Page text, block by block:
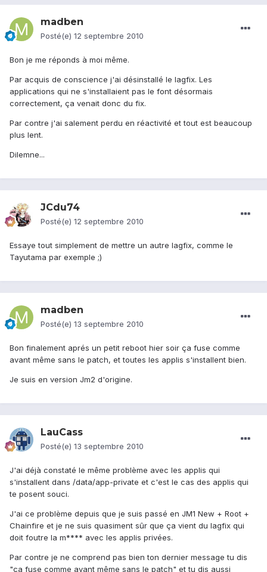
madben
Posté(e) 12 septembre 2010
Bon je me réponds à moi même.
Par acquis de conscience j'ai désinstallé le lagfix. Les
applications qui ne s'installaient pas le font désormais
correctement, ça venait donc du fix.
Par contre j'ai salement perdu en réactivité et tout est beaucoup
plus lent.
Dilemne...
JCdu74
Posté(e) 12 septembre 2010
Essaye tout simplement de mettre un autre lagfix, comme le
Tayutama par exemple ;)
madben
Posté(e) 13 septembre 2010
Bon finalement aprés un petit reboot hier soir ça fuse comme
avant même sans le patch, et toutes les applis s'installent bien.
Je suis en version Jm2 d'origine.
LauCass
Posté(e) 13 septembre 2010
J'ai déjà constaté le même problème avec les applis qui
s'installent dans /data/app-private et c'est le cas des applis qui
te posent souci.
J'ai ce problème depuis que je suis passé en JM1 New + Root +
Chainfire et je ne suis quasiment sûr que ça vient du lagfix qui
doit foutre la m**** avec les applis privées.
Par contre je ne comprend pas bien ton dernier message tu dis
"ça fuse comme avant même sans le patch" et tu dis aussi